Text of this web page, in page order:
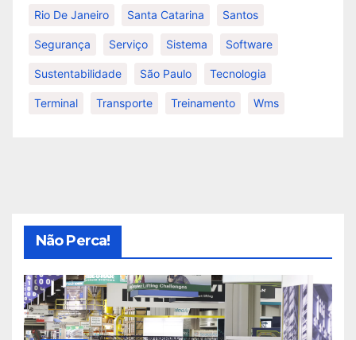
Rio De Janeiro Santa Catarina Santos
Segurança Serviço Sistema Software
Sustentabilidade São Paulo Tecnologia
Terminal Transporte Treinamento Wms
Não Perca!